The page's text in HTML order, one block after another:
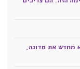
מחדש את מדונה,